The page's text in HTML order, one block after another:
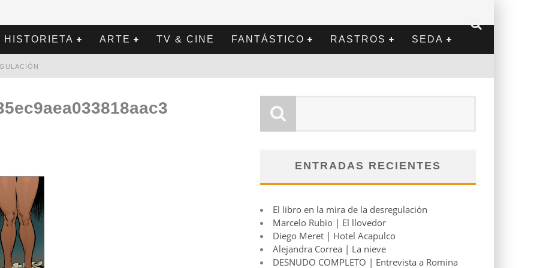
HISTORIETA ARTE TV & CINE FANTÁSTICO RASTROS SEDA
ENTRADAS RECIENTES
El libro en la mira de la desregulación
Marcelo Rubio | El llovedor
Diego Meret | Hotel Acapulco
Alejandra Correa | La nieve
DESNUDO COMPLETO | Entrevista a Romina